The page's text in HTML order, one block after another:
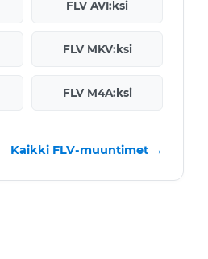
FLV AVI:ksi
FLV MKV:ksi
FLV M4A:ksi
Kaikki FLV-muuntimet →